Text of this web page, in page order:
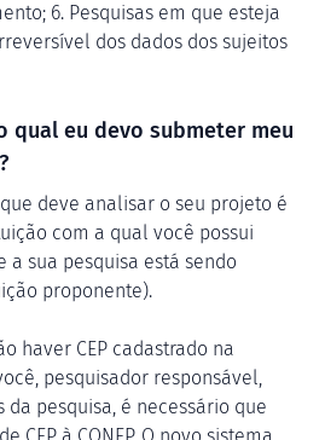
6. Pesquisas em que esteja
dos dados dos sujeitos
qual eu devo submeter meu
deve analisar o seu projeto é
com a qual você possui
sua pesquisa está sendo
proponente).
haver CEP cadastrado na
pesquisador responsável,
pesquisa, é necessário que